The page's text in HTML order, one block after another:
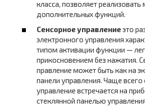
класса, позволяет
дополнительных функций.
Сенсорное управлениеэто
электронного управления
типом активации функции —
прикосновением без нажатия.
правление может быть как на
панели управления. Чаще всего
управление встречается на
стеклянной панелью